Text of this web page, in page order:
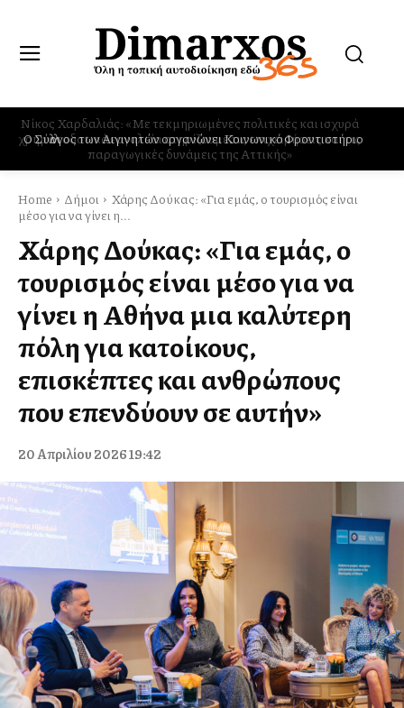
Ο Σύλλογος των Αιγινητών οργανώνει Κοινωνικό Φροντιστήριο
Home Δήμοι
Χάρης Δούκας: «Για εμάς, ο τουρισμός είναι
μέσο για να γίνει η...
Χάρης Δούκας: «Για εμάς, ο
τουρισμός είναι μέσο για να
γίνει η Αθήνα μια καλύτερη
πόλη για κατοίκους,
επισκέπτες και ανθρώπους
που επενδύουν σε αυτήν»
20 Απριλίου 2026 19:42